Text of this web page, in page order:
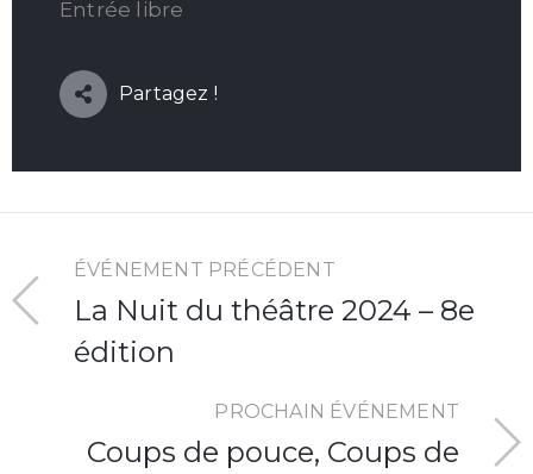
Entrée libre
Partagez !
ÉVÉNEMENT PRÉCÉDENT
La Nuit du théâtre 2024 – 8e
édition
PROCHAIN ÉVÉNEMENT
Coups de pouce, Coups de